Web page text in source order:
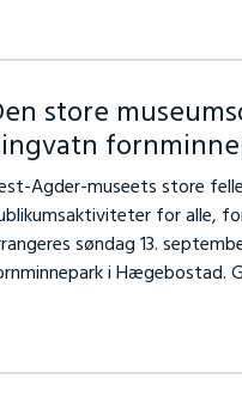
store
Agder-museets store
for alle,
søndag 13.
i Hægebostad.